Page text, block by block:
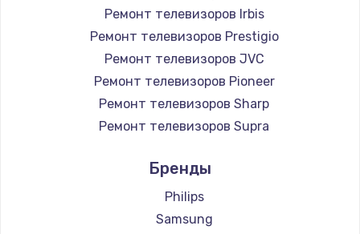
Заказать
Замена шим-контроллера
3900 руб.
Заказать
1030 руб.
Заказать
Ремонт телевизоров Irbis
Ремонт телевизоров Prestigio
Ремонт телевизоров JVC
Ремонт телевизоров Pioneer
Ремонт телевизоров Sharp
Ремонт телевизоров Supra
Ремонт телевизоров Hisense
Ремонт телевизоров Daewoo
Ремонт телевизоров Centek
Бренды
Philips
Samsung